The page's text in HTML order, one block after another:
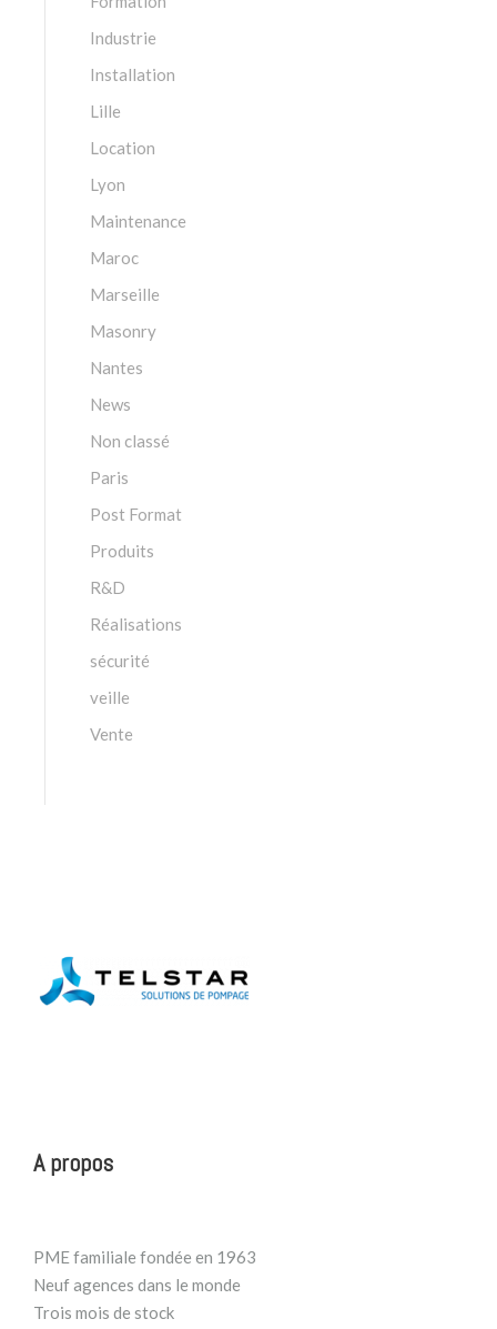
Industrie
Installation
Lille
Location
Lyon
Maintenance
Maroc
Marseille
Masonry
Nantes
News
Non classé
Paris
Post Format
Produits
R&D
Réalisations
sécurité
veille
Vente
A propos
PME familiale fondée en 1963
Neuf agences dans le monde
Trois mois de stock